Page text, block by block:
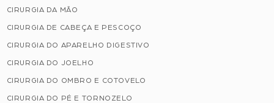
CIRURGIA DA MÃO
CIRURGIA DE CABEÇA E PESCOÇO
CIRURGIA DO APARELHO DIGESTIVO
CIRURGIA DO JOELHO
CIRURGIA DO OMBRO E COTOVELO
CIRURGIA DO PÉ E TORNOZELO